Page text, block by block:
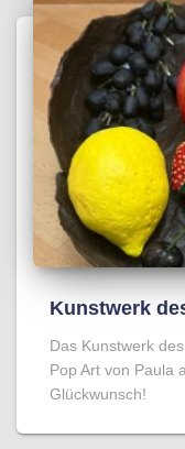
Kunstwerk
Das Kunstwerk
Pop Art von Paula
Glückwunsch!